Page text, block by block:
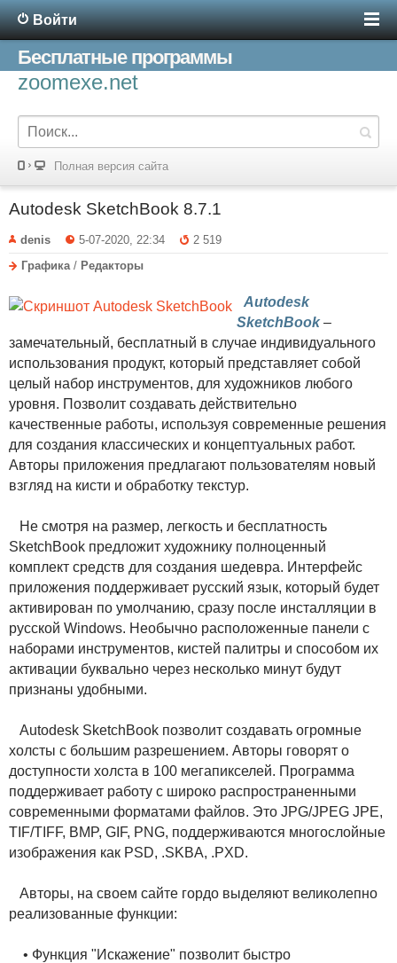
Войти
Бесплатные программы
zoomexe.net
Полная версия сайта
Autodesk SketchBook 8.7.1
denis 5-07-2020, 22:34
2 519
Графика / Редакторы
Autodesk
SketchBook–
замечательный, бесплатный в случае индивидуального
использования продукт, который представляет собой
целый набор инструментов, для художников любого
уровня. Позволит создавать действительно
качественные работы, используя современные решения
для создания классических и концептуальных работ.
Авторы приложения предлагают пользователям новый
взгляд на кисти и обработку текстур.
Не смотря на размер, легкость и бесплатность
SketchBook предложит художнику полноценный
комплект средств для создания шедевра. Интерфейс
приложения поддерживает русский язык, который будет
активирован по умолчанию, сразу после инсталляции в
русской Windows. Необычно расположенные панели с
наборами инструментов, кистей палитры и способом их
активации буквально через несколько минут будут
признаны удобными.
Autodesk SketchBook позволит создавать огромные
холсты с большим разрешением. Авторы говорят о
доступности холста в 100 мегапикселей. Программа
поддерживает работу с широко распространенными
современными форматами файлов. Это JPG/JPEG JPE,
TIF/TIFF, BMP, GIF, PNG, поддерживаются многослойные
изображения как PSD, .SKBA, .PXD.
Авторы, на своем сайте гордо выделяют великолепно
реализованные функции:
• Функция "Искажение" позволит быстро